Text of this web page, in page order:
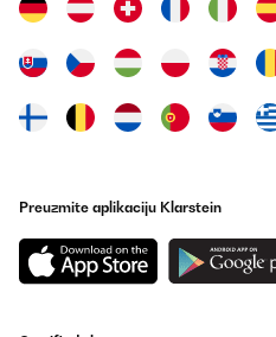
Preuzmite aplikaciju Klarstein